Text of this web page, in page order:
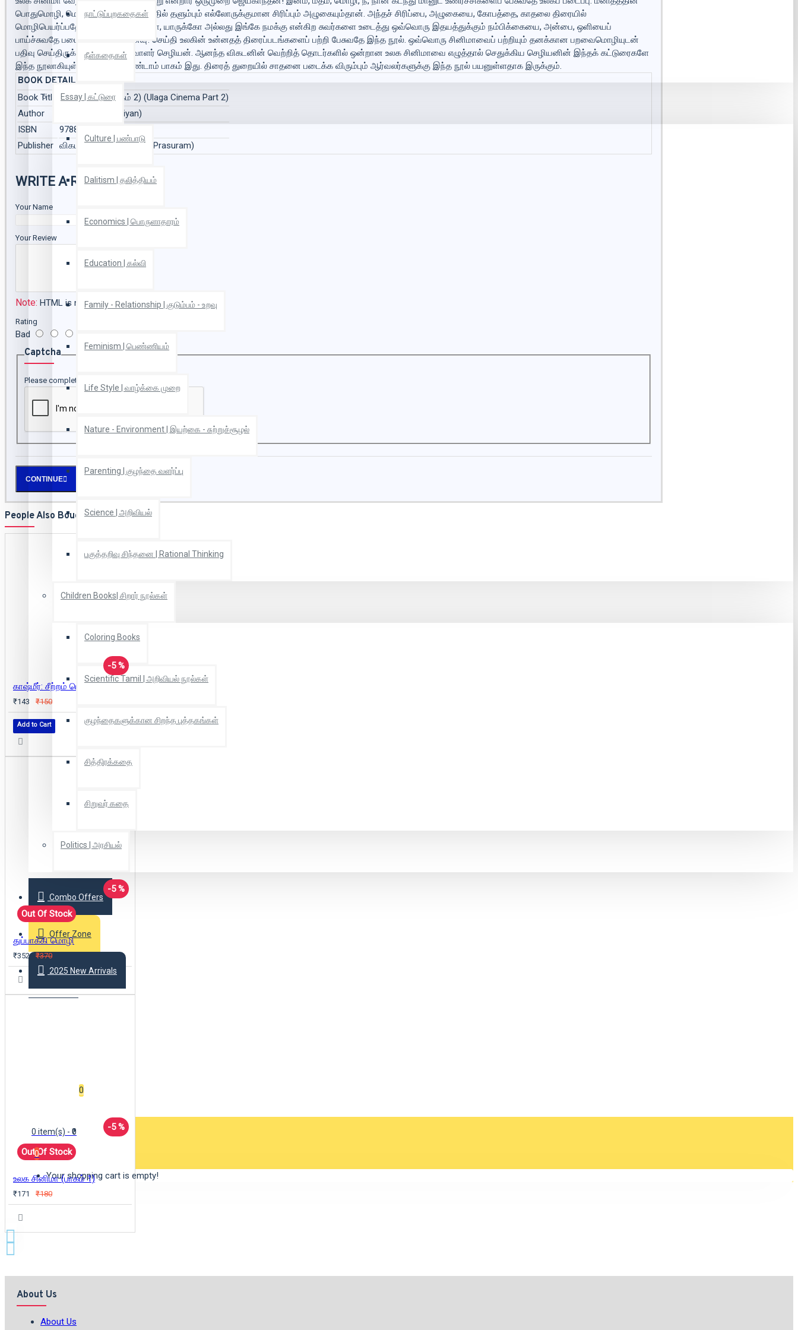
நாட்டுப்புறகதைகள்
நீள்கதைகள்
Essay | கட்டுரை
Culture | பண்பாடு
Dalitism | தலித்தியம்
Economics | பொருளாதாரம்
Education | கல்வி
Family - Relationship | குடும்பம் - உறவு
Feminism | பெண்ணியம்
Life Style | வாழ்க்கை முறை
Nature - Environment | இயற்கை - சுற்றுச்சூழல்
Parenting | குழந்தை வளர்ப்பு
Science | அறிவியல்
பகுத்தறிவு சிந்தனை | Rational Thinking
Children Books| சிறார் நூல்கள்
Coloring Books
Scientific Tamil | அறிவியல் நூல்கள்
குழந்தைகளுக்கான சிறந்த புத்தகங்கள்
சித்திரக்கதை
சிறுவர் கதை
Politics | அரசியல்
Combo Offers
Offer Zone
2025 New Arrivals
0
0 item(s) - ₹0
0
Your shopping cart is empty!
பொதுமொழி, மௌனத்தின் அடியாழத்தில் தளும்பும் எல்லோருக்குமான சிரிப்பும் அழுகையும்தான். அந்தச் சிரிப்பை, அழுகையை, கோபத்தை, காதலை திரையில்
மொழிபெயர்ப்பதே உலக சினிமா. எங்கோ, யாருக்கோ அல்லது இங்கே நமக்கு என்கிற சுவர்களை உடைத்து ஒவ்வொரு இதயத்துக்கும் நம்பிக்கையை, அன்பை, ஒளியைப்
பாய்ச்சுவதே படைப்பின் பெருங்கனவு! செய்தி உலகின் உன்னதத் திரைப்படங்களைப் பற்றி பேசுவதே இந்த நூல். ஒவ்வொரு சினிமாவைப் பற்றியும் தனக்கான பறவைமொழியுடன்
பதிவு செய்திருக்கிறார் ஒளிப்பதிவாளர் செழியன். ஆனந்த விகடனின் வெற்றித் தொடர்களில் ஒன்றான உலக சினிமாவை எழுத்தால் செதுக்கிய செழியனின் இந்தக் கட்டுரைகளே
இந்த‌ நூலாகியுள்ளது. இதன் இரண்டாம் பாகம் இது. திரைத் துறையில் சாதனை படைக்க விரும்பும் ஆர்வலர்களுக்கு இந்த நூல் பயனுள்ளதாக இருக்கும்.
BOOK DETAILS
Book Title
உலக சினிமா (பாகம் 2) (Ulaga Cinema Part 2)
Author
செழியன் (Chezhiyan)
ISBN
9788189936884
Publisher விகடன் பிரசுரம் (Vikatan Prasuram)
WRITE A REVIEW
Your Name
Your Review
Note: HTML is not translated!
Rating
Bad
Captcha
Please complete the captcha validation below
CONTINUE
People Also Bought
-5 %
காஷ்மீர்: சீற்றம் பொதிந்த பார்வை | Kashmir: The Case for Freedom
₹143 ₹150
Add to Cart
-5 %
Out Of Stock
துப்பாக்கி மொழி
₹352 ₹370
-5 %
Out Of Stock
உலக சினிமா (பாகம் 1)
₹171 ₹180
About Us
About Us